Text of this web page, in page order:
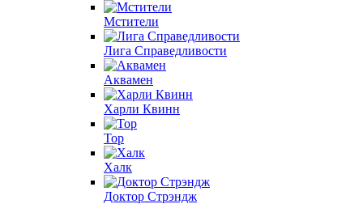
Мстители
Лига Справедливости
Аквамен
Харли Квинн
Тор
Халк
Доктор Стрэндж